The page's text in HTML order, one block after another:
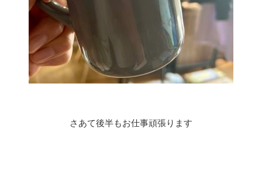
さあて後半もお仕事頑張ります